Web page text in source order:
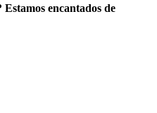
encantados de